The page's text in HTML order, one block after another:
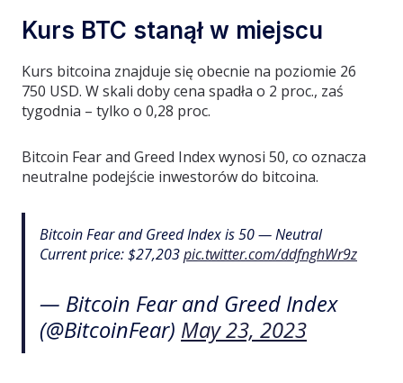
Kurs BTC stanął w miejscu
Kurs bitcoina znajduje się obecnie na poziomie 26
750 USD. W skali doby cena spadła o 2 proc., zaś
tygodnia – tylko o 0,28 proc.
Bitcoin Fear and Greed Index wynosi 50, co oznacza
neutralne podejście inwestorów do bitcoina.
Bitcoin Fear and Greed Index is 50 — Neutral
Current price: $27,203pic.twitter.com/ddfnghWr9z
— Bitcoin Fear and Greed Index
(@BitcoinFear) May 23, 2023